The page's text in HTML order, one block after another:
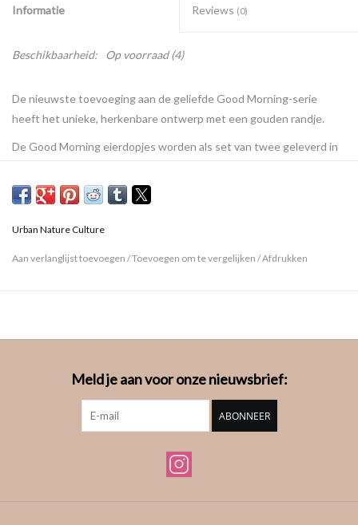
Informatie Reviews (0)
Beschikbaarheid: Op voorraad(4)
De nieuwste toevoeging aan de geliefde Good Morning-serie
heeft het unieke, herkenbare ontwerp met een gouden randje.
De Good Morning eierdopjes worden als set van twee geleverd in
Een geweldig housewarming- of verjaardagscadeau.
Onderhoudsinstructies: Alleen handwas - om de gouden voering
Urban Nature Culture
Aan verlanglijst toevoegen /Toevoegen om te vergelijken /Afdrukken
Meld je aan voor onze nieuwsbrief:
ABONNEER